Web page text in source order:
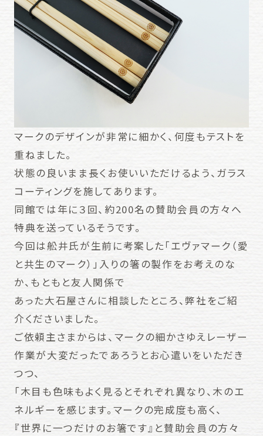
マークのデザインが非常に細かく、何度もテストを
重ねました。
状態の良いまま長くお使いいただけるよう、ガラス
コーティングを施してあります。
同館では年に３回、約200名の賛助会員の方々へ
特典を送っているそうです。
今回は舩井氏が生前に考案した「エヴァマーク（愛
と共生のマーク）」入りの箸の製作をお考えのな
か、もともと友人関係で
あった大石屋さんに相談したところ、弊社をご紹
介くださいました。
ご依頼主さまからは、マークの細かさゆえレーザー
作業が大変だったであろうとお心遣いをいただき
つつ、
「木目も色味もよく見るとそれぞれ異なり、木のエ
ネルギーを感じます。マークの完成度も高く、
『世界に一つだけのお箸です』と賛助会員の方々